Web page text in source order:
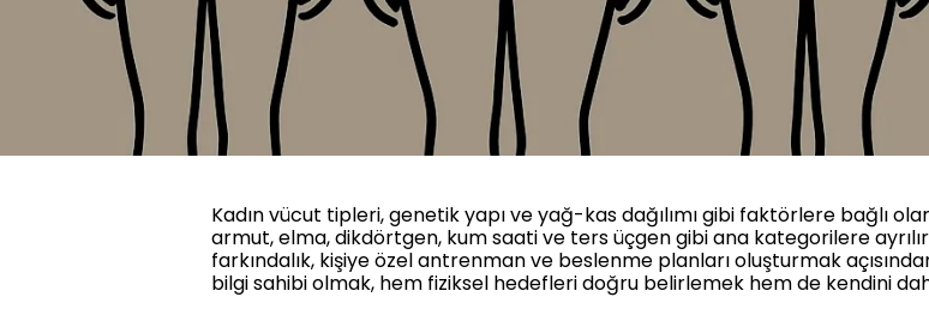
Kadın vücut tipleri, genetik yapı ve yağ-kas dağılımı gibi faktörlere bağlı
armut, elma, dikdörtgen, kum saati ve ters üçgen gibi ana kategorilere
farkındalık, kişiye özel antrenman ve beslenme planları oluşturmak
bilgi sahibi olmak, hem fiziksel hedefleri doğru belirlemek hem de kendini